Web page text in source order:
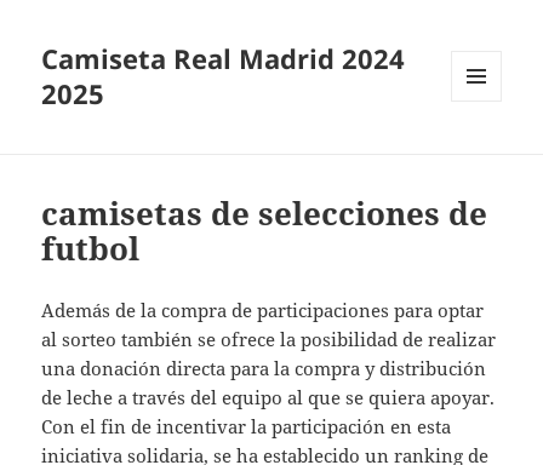
Camiseta Real Madrid 2024
2025
camisetas de selecciones de
futbol
Además de la compra de participaciones para optar
al sorteo también se ofrece la posibilidad de realizar
una donación directa para la compra y distribución
de leche a través del equipo al que se quiera apoyar.
Con el fin de incentivar la participación en esta
iniciativa solidaria, se ha establecido un ranking de